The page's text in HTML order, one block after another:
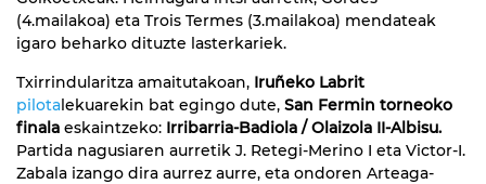
(4.mailakoa) eta Trois Termes (3.mailakoa) mendateak
igaro beharko dituzte lasterkariek.
Txirrindularitza amaitutakoan, Iruñeko Labrit
pilotalekuarekin bat egingo dute, San Fermin torneoko
finala eskaintzeko: Irribarria-Badiola / Olaizola II-Albisu.
Partida nagusiaren aurretik J. Retegi-Merino I eta Victor-I.
Zabala izango dira aurrez aurre, eta ondoren Arteaga-